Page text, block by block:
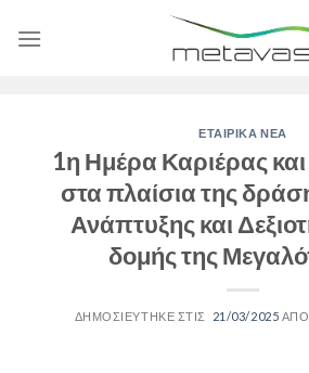
ΕΤΑΙΡΙΚΑ ΝΕΑ
1η Ημέρα Καριέρας
στα πλαίσια της
Ανάπτυξης και
δομής της
21/03/2025